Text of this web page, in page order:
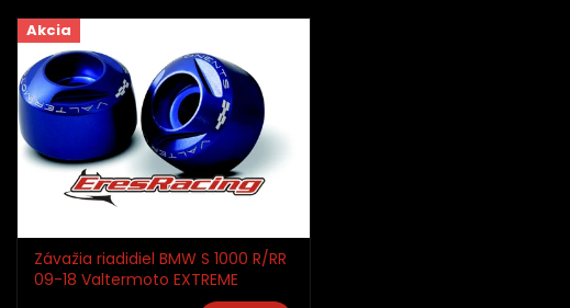
V
ý
p
i
s
p
u
Akcia
Závažia riadidiel BMW S 1000 R/RR
09-18 Valtermoto EXTREME